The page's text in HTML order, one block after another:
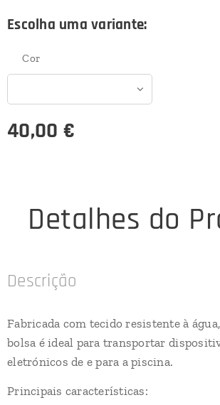
Escolha uma variante:
Cor
40,00 €
Detalhes do
Descrição
Fabricada com tecido resistente à
bolsa é ideal para transportar
eletrónicos de e para a piscina.
Principais características: